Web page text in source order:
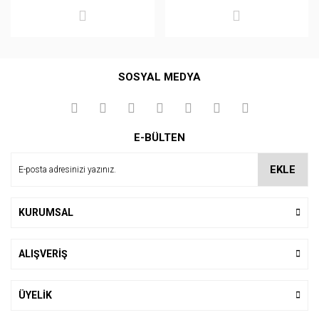
SOSYAL MEDYA
E-BÜLTEN
EKLE
KURUMSAL
ALIŞVERİŞ
ÜYELİK